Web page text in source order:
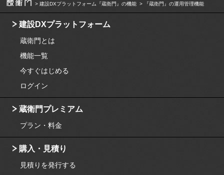
建設DXプラットフォーム『蔵衛門』の機能 『蔵衛門』の運用管理機能
建設DXプラットフォーム
蔵衛門とは
機能一覧
今すぐはじめる
ログイン
蔵衛門プレミアム
プラン・料金
購入・見積り
見積りを発行する